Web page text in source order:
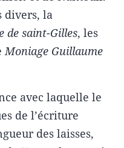
divers, la
de saint-Gilles, les
Moniage Guillaume
avec laquelle le
de l’écriture
des laisses,